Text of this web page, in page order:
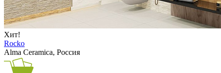
Хит!
Rocko
Alma Ceramica, Россия